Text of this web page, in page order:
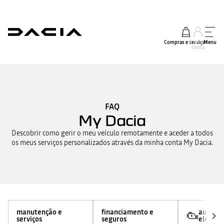
Compras e serviços
A minha
conta
Menu
FAQ
My Dacia
Descobrir como gerir o meu veículo remotamente e aceder a todos
os meus serviços personalizados através da minha conta My Dacia.
manutenção e
serviços
financiamento e
seguros